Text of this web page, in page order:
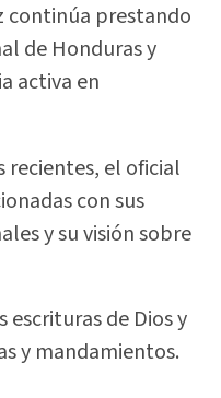
continúa prestando
de Honduras y
activa en
recientes, el oficial
con sus
y su visión sobre
escrituras de Dios y
y mandamientos.